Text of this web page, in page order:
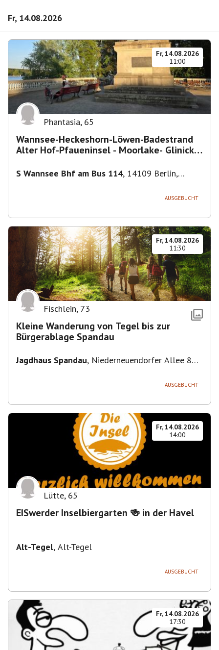
Fr, 14.08.2026
Fr, 14.08.2026
11:00
Phantasia, 65
Wannsee-Heckeshorn-Löwen-Badestrand
Alter Hof-Pfaueninsel - Moorlake- Glinicker
S Wannsee Bhf am Bus 114, 14109 Berlin,
AUSGEBUCHT
Fr, 14.08.2026
11:30
Fischlein, 73
Kleine Wanderung von Tegel bis zur
Bürgerablage Spandau
Jagdhaus Spandau, Niederneuendorfer Allee 80,
AUSGEBUCHT
Fr, 14.08.2026
14:00
Lütte, 65
EISwerder Inselbiergarten 🍻 in der Havel
Alt-Tegel, Alt-Tegel
AUSGEBUCHT
Fr, 14.08.2026
17:30